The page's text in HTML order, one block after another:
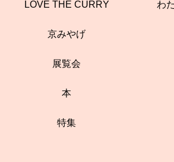
LOVE THE CURRY わ
京みやげ
展覧会
本
特集